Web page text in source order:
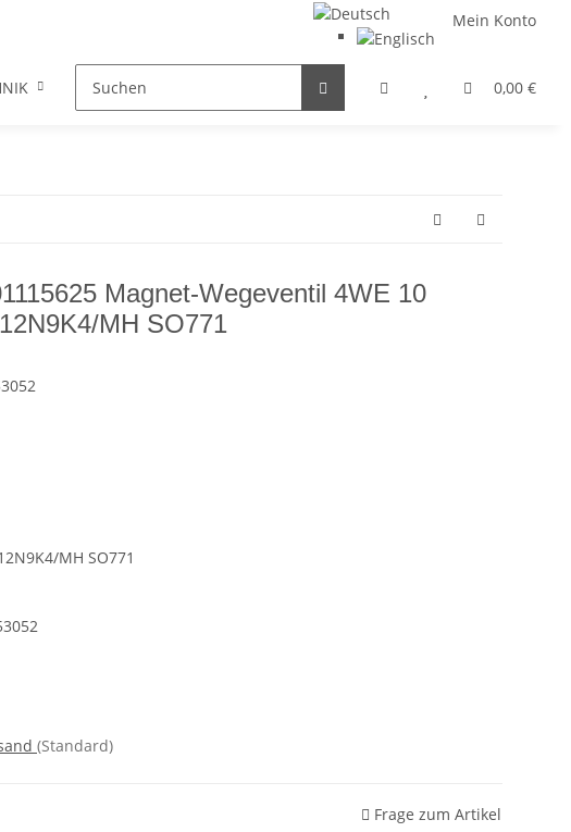
Mein Konto
0,00 €
FILTER / DROSSEL GETRIEBEMOTOREN HYDRAULIK
Magnet-Wegeventil 4WE 10
MH SO771
MH SO771
(Standard)
Frage zum Artikel